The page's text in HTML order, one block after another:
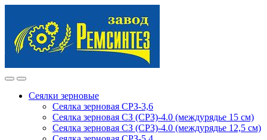
navigation
content
Сеялки зерновые
Сеялка зерновая СРЗ-3,6
Сеялка зерновая СЗ (СРЗ)-4.0 (междурядье 15 см)
Сеялка зерновая СЗ (СРЗ)-4.0 (междурядье 12,5 см)